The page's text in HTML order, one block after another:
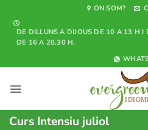
content
ON SOM?
DE DILLUNS A DIJOUS DE 10 A 13 H
DE 16 A 20.30 H.
Curs Intensiu juliol